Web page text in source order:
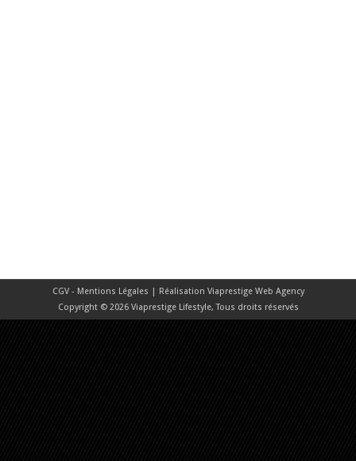
CGV - Mentions Légales | Réalisation Viaprestige Web Agency
Copyright © 2026 Viaprestige Lifestyle, Tous droits réservés